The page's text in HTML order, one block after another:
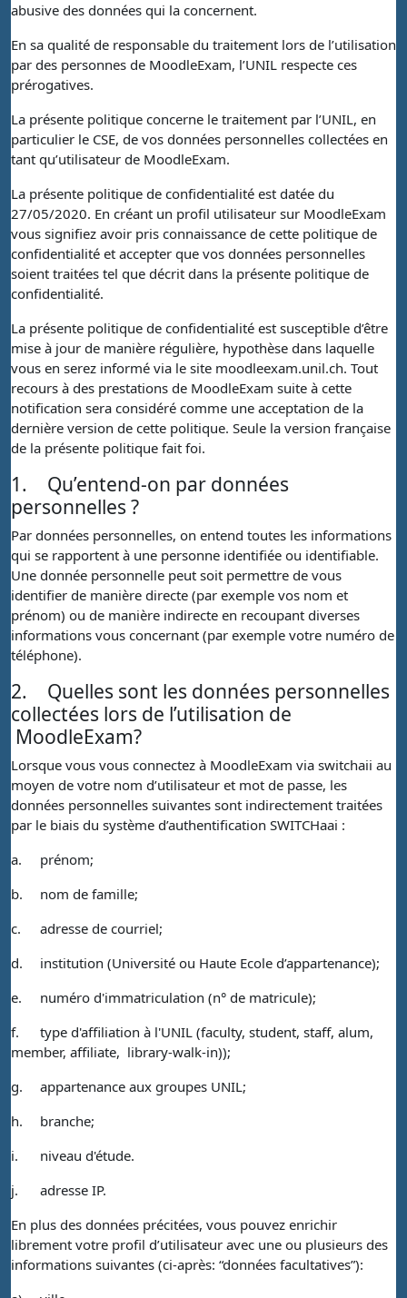
abusive des données qui la concernent.
En sa qualité de responsable du traitement lors de l’utilisation
par des personnes de MoodleExam, l’UNIL respecte ces
prérogatives.
La présente politique concerne le traitement par l’UNIL, en
particulier le CSE, de vos données personnelles collectées en
tant qu’utilisateur de MoodleExam.
La présente politique de confidentialité est datée du
27/05/2020. En créant un profil utilisateur sur MoodleExam
vous signifiez avoir pris connaissance de cette politique de
confidentialité et accepter que vos données personnelles
soient traitées tel que décrit dans la présente politique de
confidentialité.
La présente politique de confidentialité est susceptible d’être
mise à jour de manière régulière, hypothèse dans laquelle
vous en serez informé via le site moodleexam.unil.ch. Tout
recours à des prestations de MoodleExam suite à cette
notification sera considéré comme une acceptation de la
dernière version de cette politique. Seule la version française
de la présente politique fait foi.
1.
Qu’entend-on par données
personnelles ?
Par données personnelles, on entend toutes les informations
qui se rapportent à une personne identifiée ou identifiable.
Une donnée personnelle peut soit permettre de vous
identifier de manière directe (par exemple vos nom et
prénom) ou de manière indirecte en recoupant diverses
informations vous concernant (par exemple votre numéro de
téléphone).
2.
Quelles sont les données personnelles
collectées lors de l’utilisation de
MoodleExam?
Lorsque vous vous connectez à MoodleExam via switchaii au
moyen de votre nom d’utilisateur et mot de passe, les
données personnelles suivantes sont indirectement traitées
par le biais du système d’authentification SWITCHaai :
a.
prénom;
b.
nom de famille;
c.
adresse de courriel;
d.
institution (Université ou Haute Ecole d’appartenance);
e.
numéro d'immatriculation (n° de matricule);
f.
type d'affiliation à l'UNIL (faculty, student, staff, alum,
member, affiliate, library-walk-in));
g.
appartenance aux groupes UNIL;
h.
branche;
i.
niveau d'étude.
j.
adresse IP.
En plus des données précitées, vous pouvez enrichir
librement votre profil d’utilisateur avec une ou plusieurs des
informations suivantes (ci-après: “données facultatives”):